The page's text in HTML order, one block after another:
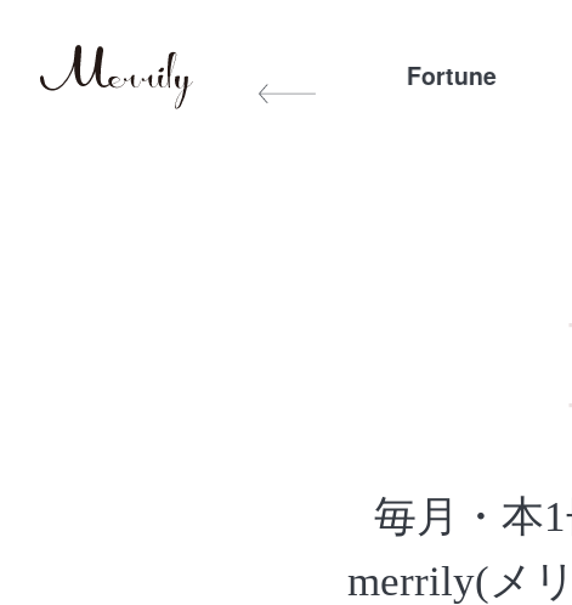
Exercise&Diet Other Fortune
毎月・本
merrily(メ